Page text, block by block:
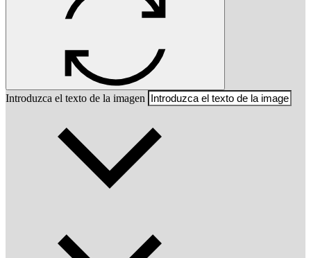
Introduzca el texto de la imagen